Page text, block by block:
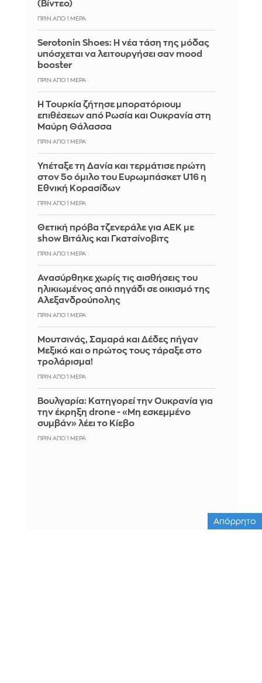
(Βίντεο)
ΠΡΙΝ ΑΠΌ 1 ΜΈΡΑ
Serotonin Shoes: Η νέα τάση της μόδας
υπόσχεται να λειτουργήσει σαν mood
booster
ΠΡΙΝ ΑΠΌ 1 ΜΈΡΑ
Η Τουρκία ζήτησε μπορατόριουμ
επιθέσεων από Ρωσία και Ουκρανία στη
Μαύρη Θάλασσα
ΠΡΙΝ ΑΠΌ 1 ΜΈΡΑ
Υπέταξε τη Δανία και τερμάτισε πρώτη
στον 5ο όμιλο του Ευρωμπάσκετ U16 η
Εθνική Κορασίδων
ΠΡΙΝ ΑΠΌ 1 ΜΈΡΑ
Θετική πρόβα τζενεράλε για ΑΕΚ με
show Βιτάλις και Γκατσίνοβιτς
ΠΡΙΝ ΑΠΌ 1 ΜΈΡΑ
Ανασύρθηκε χωρίς τις αισθήσεις του
ηλικιωμένος από πηγάδι σε οικισμό της
Αλεξανδρούπολης
ΠΡΙΝ ΑΠΌ 1 ΜΈΡΑ
Μουτσινάς, Σαμαρά και Δέδες πήγαν
Μεξικό και ο πρώτος τους τάραξε στο
τρολάρισμα!
ΠΡΙΝ ΑΠΌ 1 ΜΈΡΑ
Βουλγαρία: Κατηγορεί την Ουκρανία για
την έκρηξη drone - «Μη εσκεμμένο
συμβάν» λέει το Κίεβο
ΠΡΙΝ ΑΠΌ 1 ΜΈΡΑ
Απόρρητο